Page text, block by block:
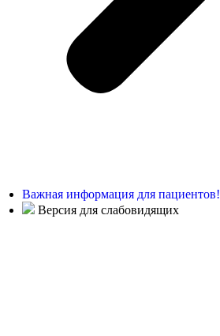
Важная информация для пациентов!
Версия для слабовидящих